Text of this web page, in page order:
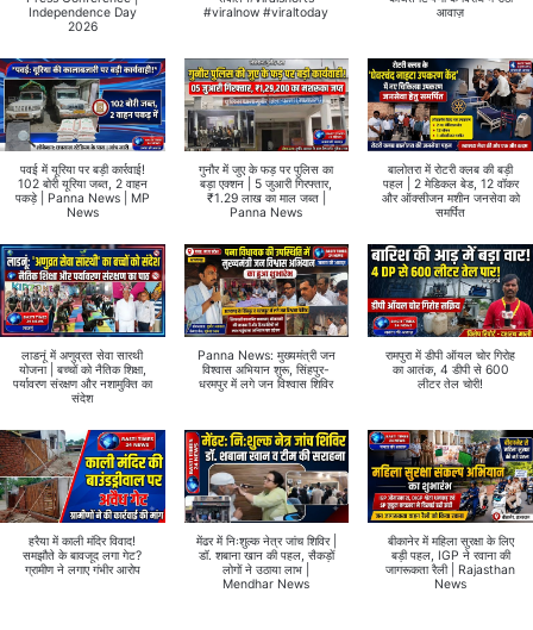
Independence Day
2026
#viralnow #viraltoday
आवाज़
पवई में यूरिया पर बड़ी कार्रवाई!
102 बोरी यूरिया जब्त, 2 वाहन
पकड़े | Panna News | MP
News
गुनौर में जुए के फड़ पर पुलिस का
बड़ा एक्शन | 5 जुआरी गिरफ्तार,
₹1.29 लाख का माल जब्त |
Panna News
बालोतरा में रोटरी क्लब की बड़ी
पहल | 2 मेडिकल बेड, 12 वॉकर
और ऑक्सीजन मशीन जनसेवा को
समर्पित
लाडनूं में अणुव्रत सेवा सारथी
योजना | बच्चों को नैतिक शिक्षा,
पर्यावरण संरक्षण और नशामुक्ति का
संदेश
Panna News: मुख्यमंत्री जन
विश्वास अभियान शुरू, सिंहपुर-
धरमपुर में लगे जन विश्वास शिविर
रामपुरा में डीपी ऑयल चोर गिरोह
का आतंक, 4 डीपी से 600
लीटर तेल चोरी!
हरैया में काली मंदिर विवाद!
समझौते के बावजूद लगा गेट?
ग्रामीण ने लगाए गंभीर आरोप
मेंढर में निःशुल्क नेत्र जांच शिविर |
डॉ. शबाना खान की पहल, सैकड़ों
लोगों ने उठाया लाभ |
Mendhar News
बीकानेर में महिला सुरक्षा के लिए
बड़ी पहल, IGP ने रवाना की
जागरूकता रैली | Rajasthan
News